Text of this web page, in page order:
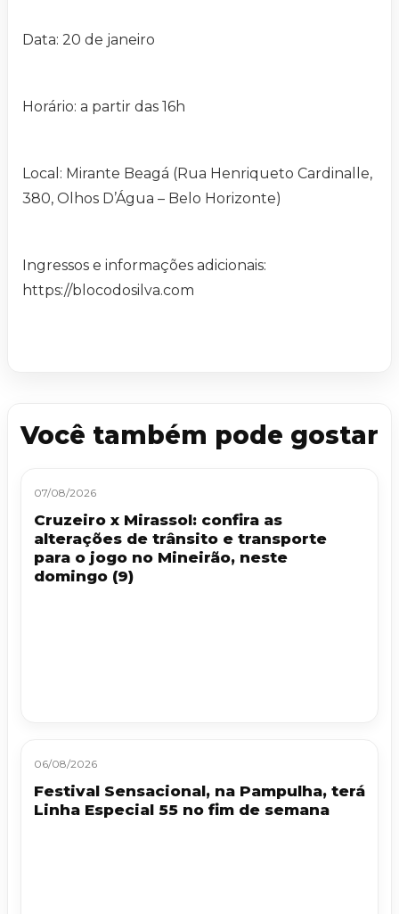
Data: 20 de janeiro
Horário: a partir das 16h
Local: Mirante Beagá (Rua Henriqueto Cardinalle,
380, Olhos D’Água – Belo Horizonte)
Ingressos e informações adicionais:
https://blocodosilva.com
Você também pode gostar
07/08/2026
Cruzeiro x Mirassol: confira as
alterações de trânsito e transporte
para o jogo no Mineirão, neste
domingo (9)
06/08/2026
Festival Sensacional, na Pampulha, terá
Linha Especial 55 no fim de semana